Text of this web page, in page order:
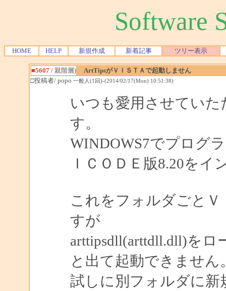
Software
HOME HELP 新規作成 新着記事 ツリー表示
■5607/ 親階層)
ArtTipsがＶＩＳＴＡで起動しません
□投稿者/ popo 一般人(1回)-(2014/02/17(Mon) 10:51:38)
いつも愛用させてい
す。
WINDOWS7でプログ
ＩＣＯＤＥ版8.20を
これをフォルダごと
すが
arttipsdll(arttdll.dll)をロ
と出て起動できません
試しに別フォルダに新